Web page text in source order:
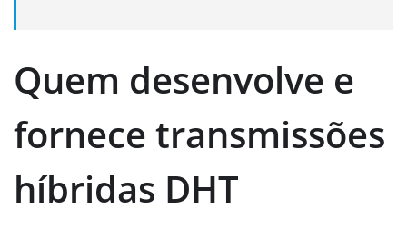
Quem desenvolve e
fornece transmissões
híbridas DHT